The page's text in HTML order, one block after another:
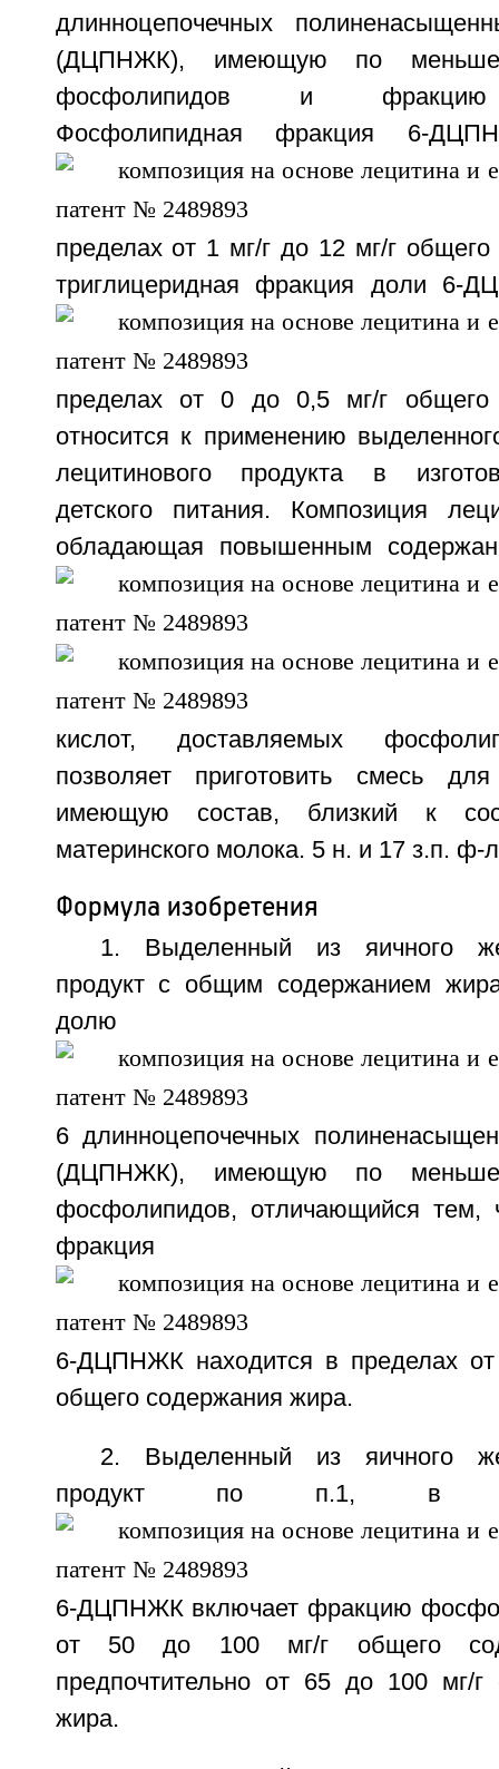
длинноцепочечных
(ДЦПНЖК), имеющую по
фосфолипидов и фракцию
Фосфолипидная фракция 6-
пределах от 1 мг/г до 12 мг/г
триглицеридная фракция доли 6-
пределах от 0 до 0,5 мг/г общего
относится к применению
лецитинового продукта в
детского питания. Композиция
обладающая повышенным
кислот, доставляемых
позволяет приготовить смесь
имеющую состав, близкий к
материнского молока. 5 н. и 17 з.п. ф-
Формула изобретения
1. Выделенный из яичного
продукт с общим содержанием
долю
6 длинноцепочечных
(ДЦПНЖК), имеющую по
фосфолипидов, отличающийся тем,
фракция
6-ДЦПНЖК находится в пределах
общего содержания жира.
2. Выделенный из яичного
продукт по п.1, в
6-ДЦПНЖК включает фракцию
от 50 до 100 мг/г общего
предпочтительно от 65 до 100 мг/г
жира.